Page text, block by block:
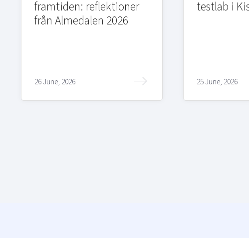
framtiden: reflektioner
från Almedalen 2026
26 June, 2026
testlab i
25 June, 2026